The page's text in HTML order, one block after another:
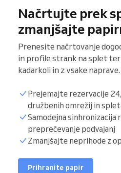
Načrtujte prek
zmanjšajte
Prenesite načrtovanje
in profile strank na splet
kadarkoli in z vsake naprave.
Prejemajte rezervacije
družbenih omrežij in
Samodejna sinhronizacija
preprečevanje podvajanj
Zmanjšajte neprihode z
Prihranite papir